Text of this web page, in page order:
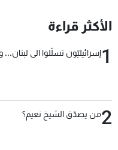
الأكثر قراءة
1إسرائيليّون تسلّلوا الى
2من يصدّق الشيخ نعيم؟